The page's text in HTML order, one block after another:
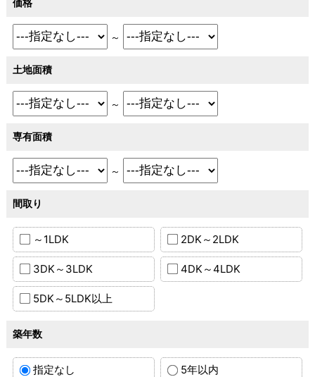
～
土地面積
～
専有面積
～
間取り
～1LDK 2DK～2LDK
3DK～3LDK 4DK～4LDK
5DK～5LDK以上
築年数
指定なし 5年以内